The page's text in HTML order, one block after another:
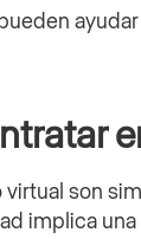
son
implica